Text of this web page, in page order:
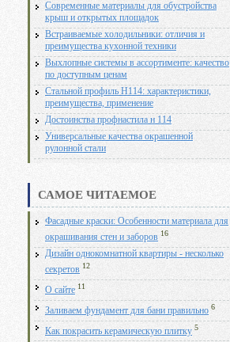
Современные материалы для обустройства
крыш и открытых площадок
Встраиваемые холодильники: отличия и
преимущества кухонной техники
Выхлопные системы в ассортименте: качество
по доступным ценам
Стальной профиль Н114: характеристики,
преимущества, применение
Достоинства профнастила н 114
Универсальные качества окрашенной
рулонной стали
САМОЕ ЧИТАЕМОЕ
Фасадные краски: Особенности материала для
окрашивания стен и заборов 16
Дизайн однокомнатной квартиры - несколько
секретов 12
О сайте 11
Заливаем фундамент для бани правильно 6
Как покрасить керамическую плитку 5